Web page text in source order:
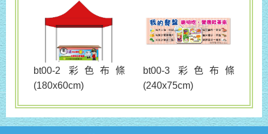
bt00-2 彩色布條
(180x60cm)
bt00-3 彩色布條
(240x75cm)